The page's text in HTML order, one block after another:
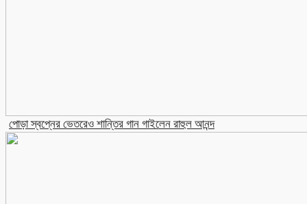
পোড়া স্বপ্নের ভেতরেও শান্তির গান গাইলেন রাহুল আনন্দ